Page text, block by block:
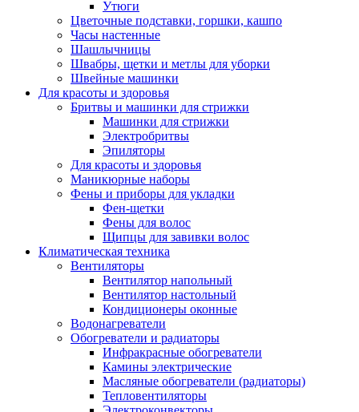
Утюги
Цветочные подставки, горшки, кашпо
Часы настенные
Шашлычницы
Швабры, щетки и метлы для уборки
Швейные машинки
Для красоты и здоровья
Бритвы и машинки для стрижки
Машинки для стрижки
Электробритвы
Эпиляторы
Для красоты и здоровья
Маникюрные наборы
Фены и приборы для укладки
Фен-щетки
Фены для волос
Щипцы для завивки волос
Климатическая техника
Вентиляторы
Вентилятор напольный
Вентилятор настольный
Кондиционеры оконные
Водонагреватели
Обогреватели и радиаторы
Инфракрасные обогреватели
Камины электрические
Масляные обогреватели (радиаторы)
Тепловентиляторы